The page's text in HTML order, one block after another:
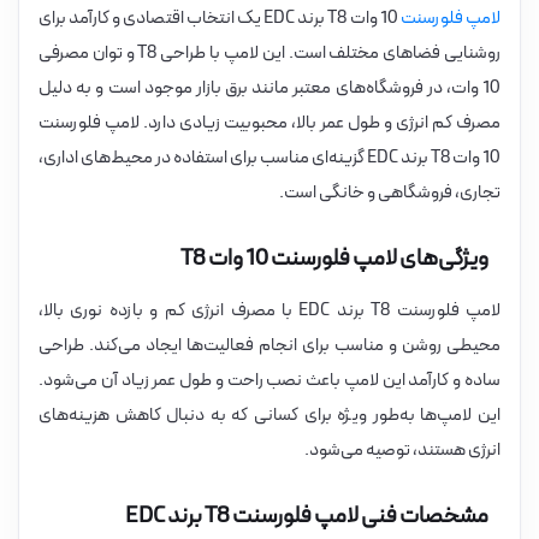
لامپ فلورسنت
10 وات T8 برند EDC یک انتخاب اقتصادی و کارآمد برای
روشنایی فضاهای مختلف است. این لامپ با طراحی T8 و توان مصرفی
10 وات، در فروشگاه‌های معتبر مانند برق بازار موجود است و به دلیل
مصرف کم انرژی و طول عمر بالا، محبوبیت زیادی دارد. لامپ فلورسنت
10 وات T8 برند EDC گزینه‌ای مناسب برای استفاده در محیط‌های اداری،
تجاری، فروشگاهی و خانگی است.
ویژگی‌های لامپ فلورسنت 10 وات T8
لامپ فلورسنت T8 برند EDC با مصرف انرژی کم و بازده نوری بالا،
محیطی روشن و مناسب برای انجام فعالیت‌ها ایجاد می‌کند. طراحی
ساده و کارآمد این لامپ باعث نصب راحت و طول عمر زیاد آن می‌شود.
این لامپ‌ها به‌طور ویژه برای کسانی که به دنبال کاهش هزینه‌های
انرژی هستند، توصیه می‌شود.
مشخصات فنی لامپ فلورسنت T8 برند EDC